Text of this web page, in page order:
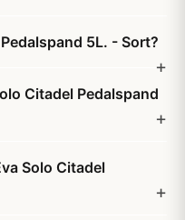
5L. - Sort?
Citadel Pedalspand
Solo Citadel